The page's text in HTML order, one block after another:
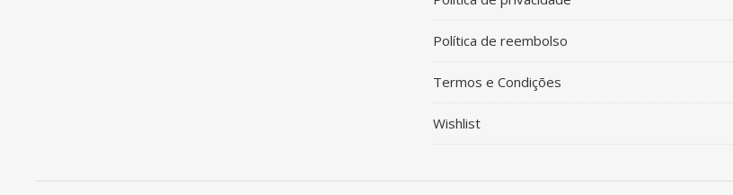
Política de reembolso
Termos e Condições
Wishlist